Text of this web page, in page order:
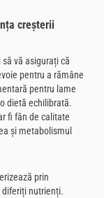
creșterii
vă asigurați că
pentru a rămâne
pentru lame
dietă echilibrată.
fi fân de calitate
și metabolismul
prin
nutrienți.